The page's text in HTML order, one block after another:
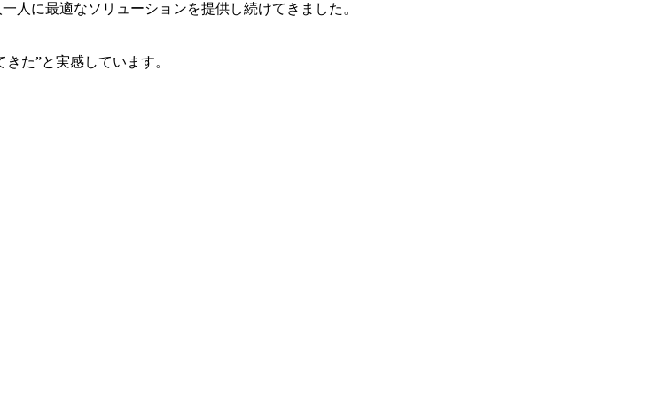
人に最適なソリューションを提供し続けてきました。
た”と実感しています。